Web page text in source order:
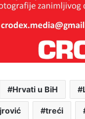
Hrvati u BiH
treći